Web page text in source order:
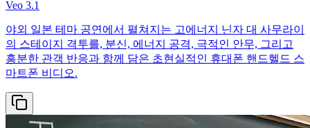
Veo 3.1
야외 일본 테마 공연에서 펼쳐지는 고에너지 닌자 대 사무라이
의 스테이지 격투를, 분신, 에너지 공격, 극적인 안무, 그리고
흥분한 관객 반응과 함께 담은 초현실적인 휴대폰 핸드헬드 스
마트폰 비디오.